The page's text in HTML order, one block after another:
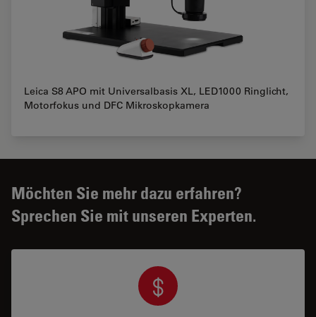
Leica S8 APO mit Universalbasis XL, LED1000 Ringlicht,
Motorfokus und DFC Mikroskopkamera
Möchten Sie mehr dazu erfahren?
Sprechen Sie mit unseren Experten.